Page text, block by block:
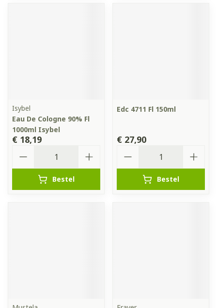
Isybel
Eau De Cologne 90% Fl
1000ml Isybel
€ 18,19
Bestel
Edc 4711 Fl 150ml
€ 27,90
Bestel